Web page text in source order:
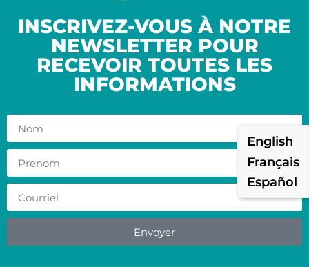
INSCRIVEZ-VOUS À NOTRE
NEWSLETTER POUR
RECEVOIR TOUTES LES
INFORMATIONS
Envoyer
English
Français
Español